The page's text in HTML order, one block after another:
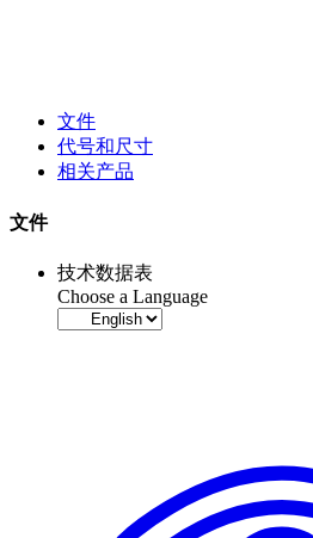
文件
代号和尺寸
相关产品
文件
技术数据表
Choose a Language